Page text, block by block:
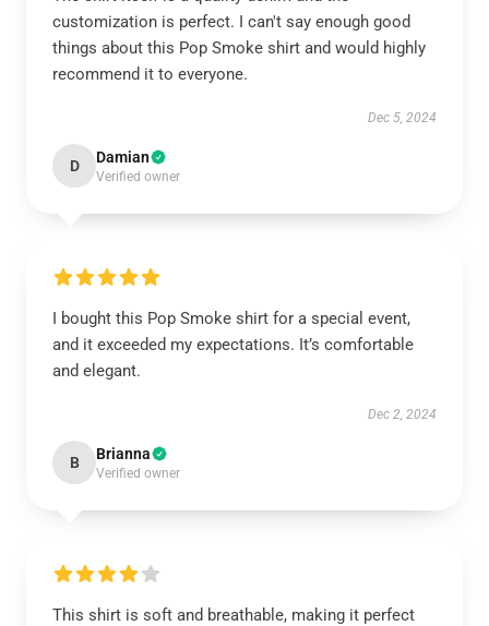
customization is perfect. I can't say enough good
things about this Pop Smoke shirt and would highly
recommend it to everyone.
Dec 5, 2024
D Damian
Verified owner
I bought this Pop Smoke shirt for a special event,
and it exceeded my expectations. It’s comfortable
and elegant.
Dec 2, 2024
B Brianna
Verified owner
This shirt is soft and breathable, making it perfect